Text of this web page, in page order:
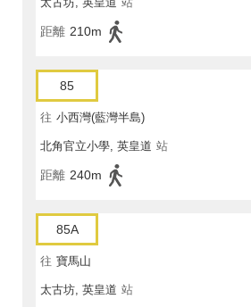
距離 210m
85
往 小西灣(藍灣半島)
北角官立小學, 英皇道 站
距離 240m
85A
往 寶馬山
太古坊, 英皇道 站